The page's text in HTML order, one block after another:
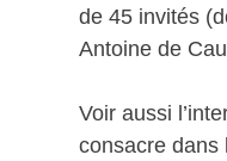
de 45 invités
Antoine de
Voir aussi
consacre dans